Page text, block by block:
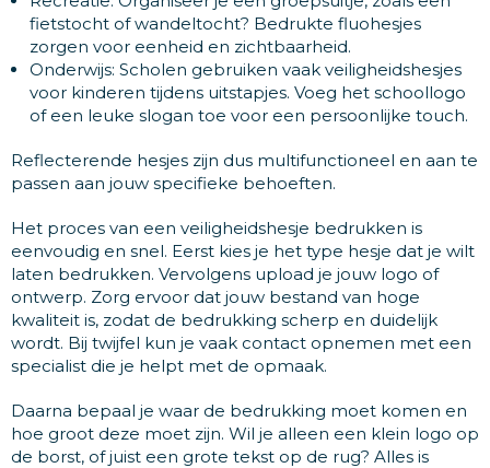
fietstocht of wandeltocht? Bedrukte fluohesjes
zorgen voor eenheid en zichtbaarheid.
Onderwijs: Scholen gebruiken vaak veiligheidshesjes
voor kinderen tijdens uitstapjes. Voeg het schoollogo
of een leuke slogan toe voor een persoonlijke touch.
Reflecterende hesjes zijn dus multifunctioneel en aan te
passen aan jouw specifieke behoeften.
Het proces van een veiligheidshesje bedrukken is
eenvoudig en snel. Eerst kies je het type hesje dat je wilt
laten bedrukken. Vervolgens upload je jouw logo of
ontwerp. Zorg ervoor dat jouw bestand van hoge
kwaliteit is, zodat de bedrukking scherp en duidelijk
wordt. Bij twijfel kun je vaak contact opnemen met een
specialist die je helpt met de opmaak.
Daarna bepaal je waar de bedrukking moet komen en
hoe groot deze moet zijn. Wil je alleen een klein logo op
de borst, of juist een grote tekst op de rug? Alles is